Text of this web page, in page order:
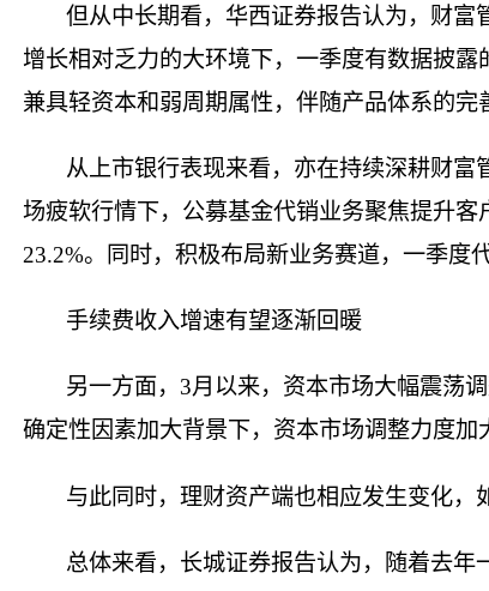
但从中长期看，华西证券报告认为，财富
增长相对乏力的大环境下，一季度有数据披
兼具轻资本和弱周期属性，伴随产品体系的
从上市银行表现来看，亦在持续深耕财
场疲软行情下，公募基金代销业务聚焦提升
23.2%。同时，积极布局新业务赛道，一季度
手续费收入增速有望逐渐回暖
另一方面，3月以来，资本市场大幅震荡
确定性因素加大背景下，资本市场调整力度加
与此同时，理财资产端也相应发生变化，
总体来看，长城证券报告认为，随着去